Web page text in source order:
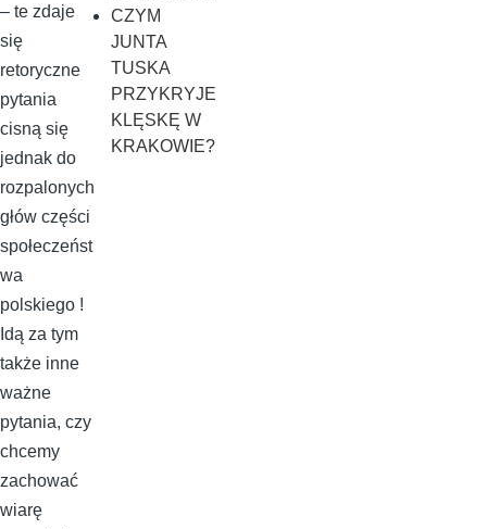
– te zdaje
się
retoryczne
pytania
cisną się
jednak do
rozpalonych
głów części
społeczeńst
wa
polskiego !
Idą za tym
także inne
ważne
pytania, czy
chcemy
zachować
wiarę
CZYM
JUNTA
TUSKA
PRZYKRYJE
KLĘSKĘ W
KRAKOWIE?